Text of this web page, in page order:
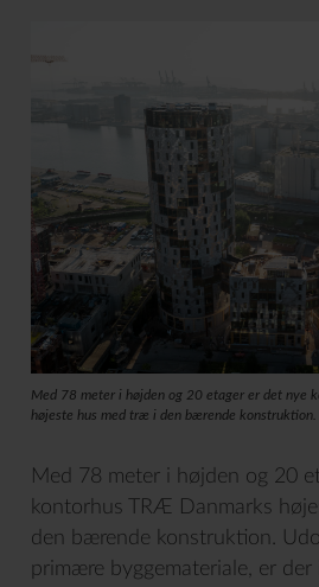
Med 78 meter i højden og 20 etager er det nye
højeste hus med træ i den bærende
Med 78 meter i højden og 20
kontorhus TRÆ Danmarks
den bærende konstruktion.
primære byggemateriale, er